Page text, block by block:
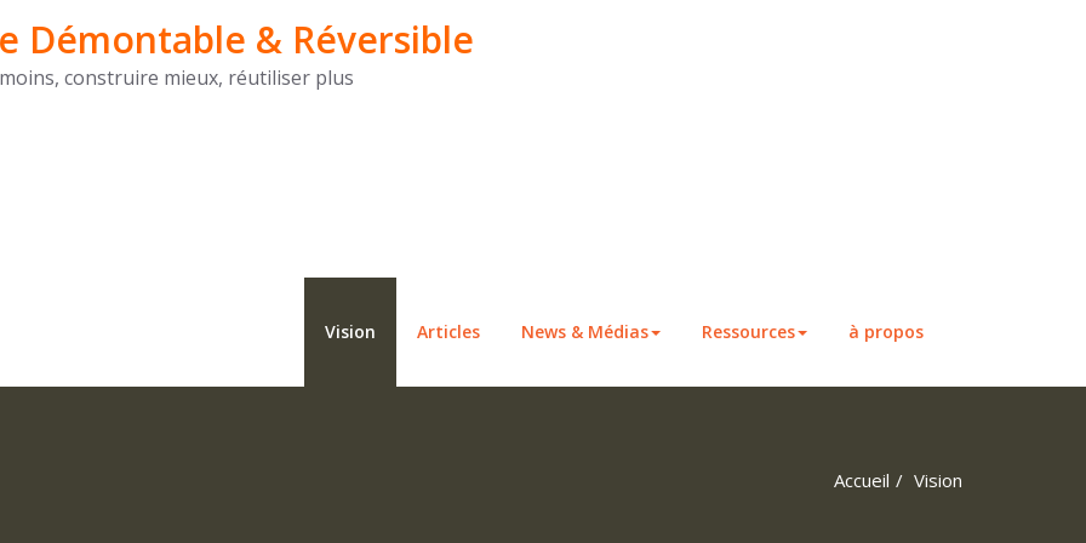
Démontable & Réversible
construire mieux, réutiliser plus
Vision Articles News & Médias Ressources à propos
Accueil Vision